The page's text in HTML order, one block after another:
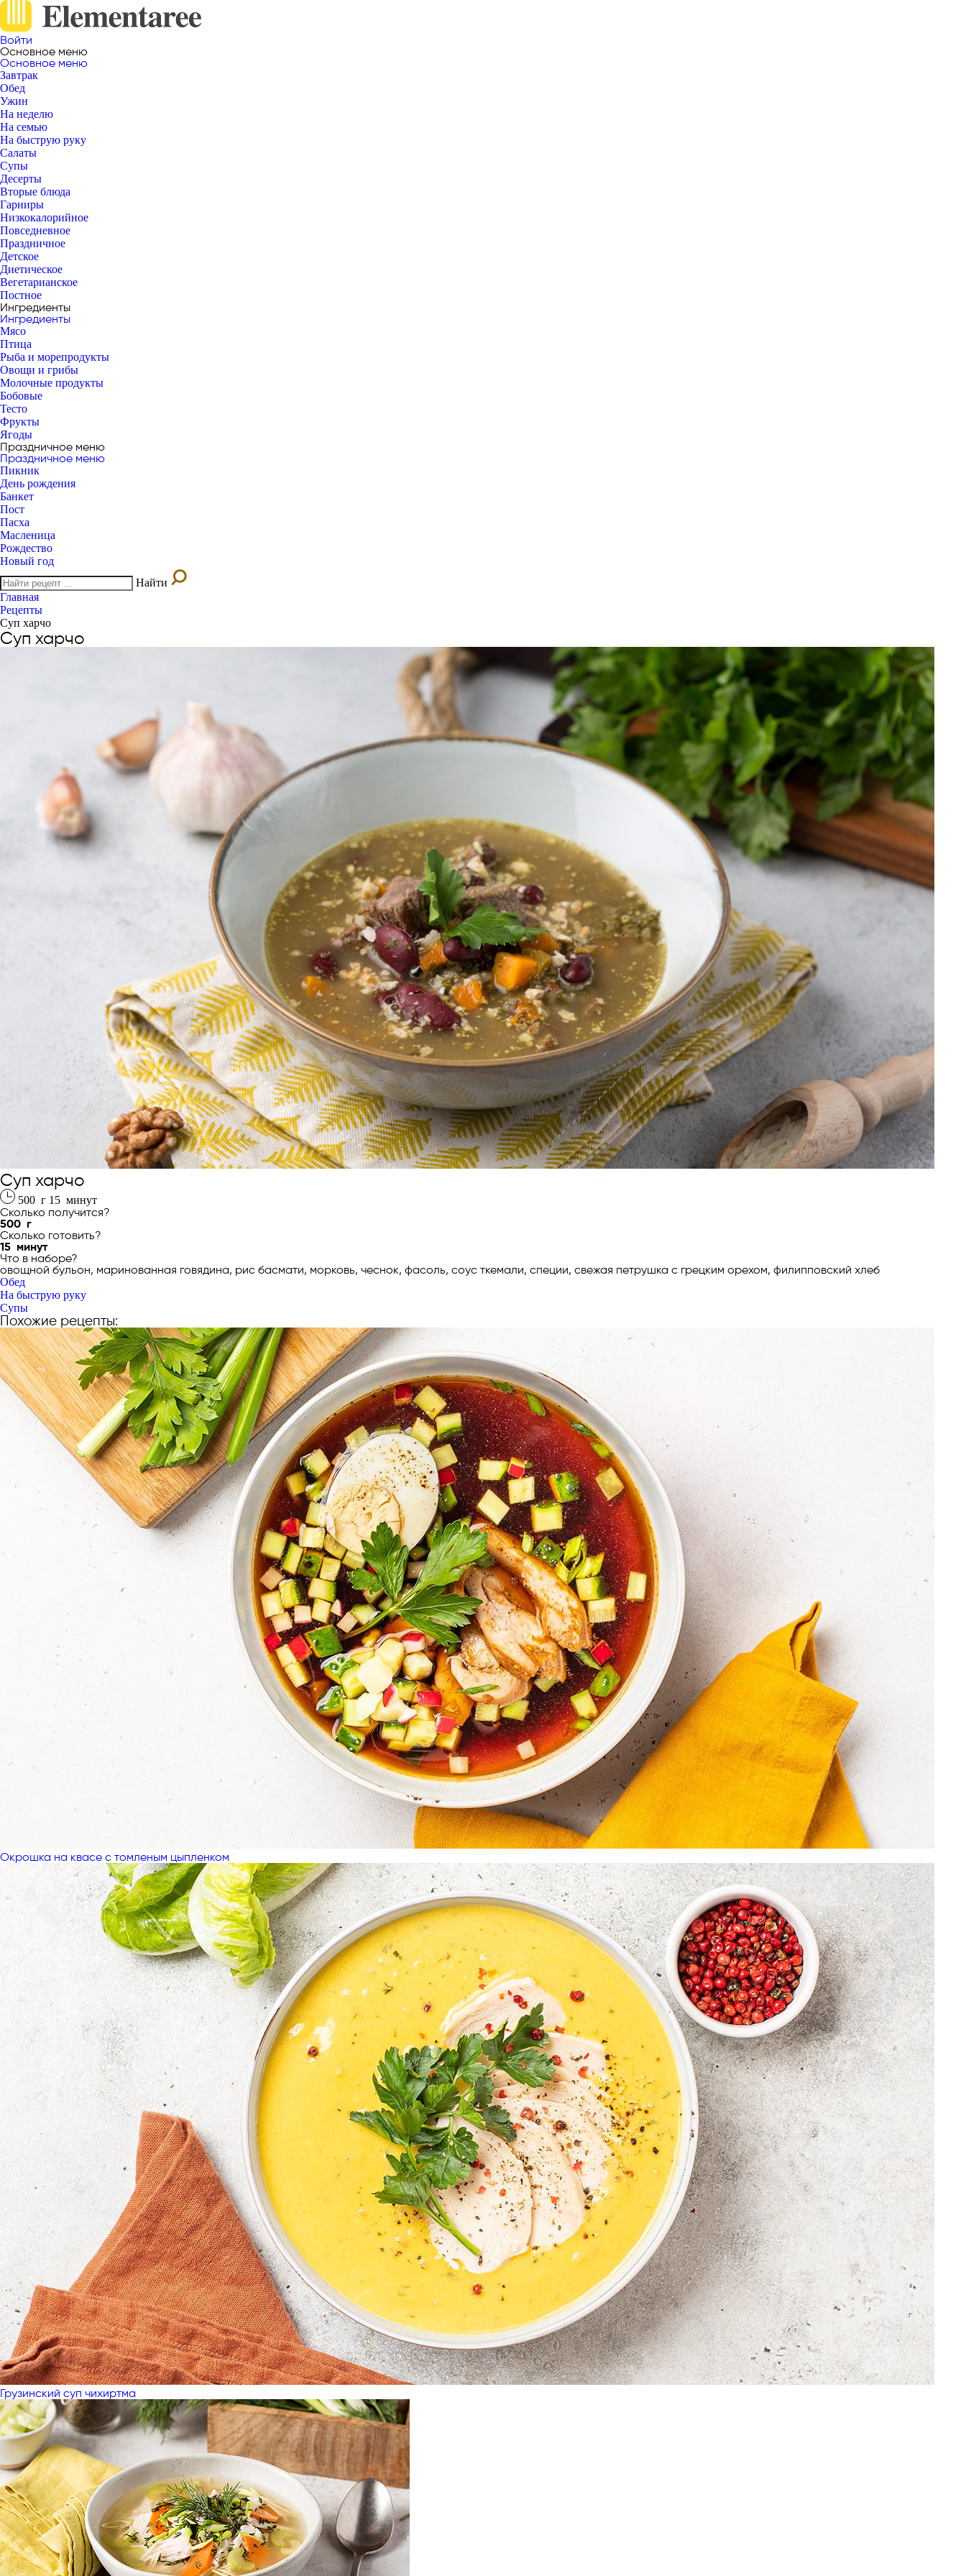
Войти
Основное меню
Основное меню
Завтрак
Обед
Ужин
На неделю
На семью
На быструю руку
Салаты
Супы
Десерты
Вторые блюда
Гарниры
Низкокалорийное
Повседневное
Праздничное
Детское
Диетическое
Вегетарианское
Постное
Ингредиенты
Ингредиенты
Мясо
Птица
Рыба и морепродукты
Овощи и грибы
Молочные продукты
Бобовые
Тесто
Фрукты
Ягоды
Праздничное меню
Праздничное меню
Пикник
День рождения
Банкет
Пост
Пасха
Масленица
Рождество
Новый год
Найти
Главная
Рецепты
Суп харчо
Суп харчо
Суп харчо
500 г 15 минут
Сколько получится?
500 г
Сколько готовить?
15 минут
Что в наборе?
овощной бульон, маринованная говядина, рис басмати, морковь, чеснок, фасоль, соус ткемали, специи, свежая петрушка с грецким орехом, филипповский хлеб
Обед
На быструю руку
Супы
Похожие рецепты:
Окрошка на квасе с томленым цыпленком
Грузинский суп чихиртма